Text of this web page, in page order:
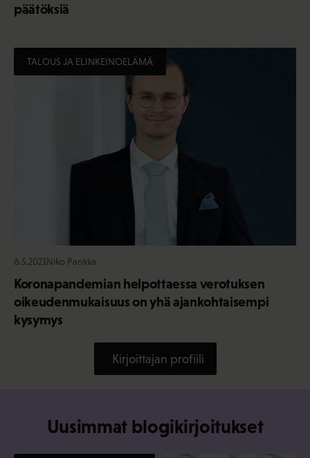
päätöksiä
TALOUS JA ELINKEINOELÄMÄ
6.5.2021Niko Pankka
Koronapandemian helpottaessa verotuksen
oikeudenmukaisuus on yhä ajankohtaisempi
kysymys
Kirjoittajan profiili
Uusimmat blogikirjoitukset